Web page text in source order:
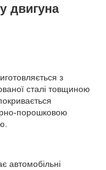
двигуна
з
сталі товщиною
порошковою
автомобільні